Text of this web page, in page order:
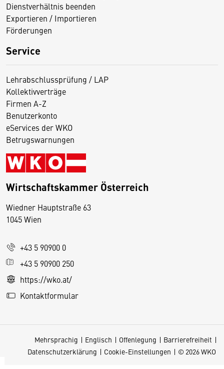
Dienstverhältnis beenden
Exportieren / Importieren
Förderungen
Service
Lehrabschlussprüfung / LAP
Kollektivverträge
Firmen A-Z
Benutzerkonto
eServices der WKO
Betrugswarnungen
Wirtschaftskammer Österreich
Wiedner Hauptstraße 63
1045 Wien
+43 5 90900 0
+43 5 90900 250
https://wko.at/
Kontaktformular
Mehrsprachig Englisch Offenlegung
Barrierefreiheit
Datenschutzerklärung
Cookie-Einstellungen © 2026 WKO
D
s
e
S
e